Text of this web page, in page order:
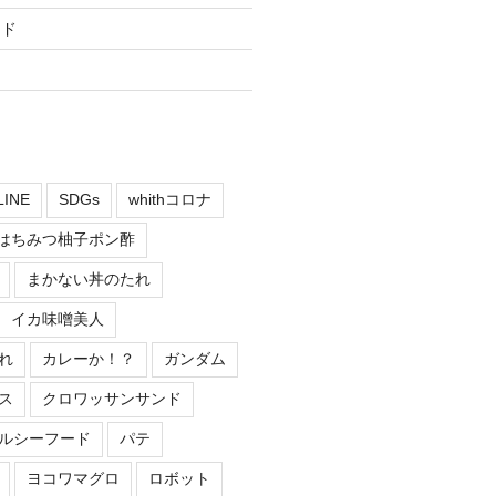
SDGs whithコロナ
ちみつ柚子ポン酢
まかない丼のたれ
イカ味噌美人
カレーか！？ ガンダム
クロワッサンサンド
シーフード パテ
ヨコワマグロ ロボット